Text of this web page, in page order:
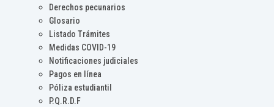
Derechos pecunarios
Glosario
Listado Trámites
Medidas COVID-19
Notificaciones judiciales
Pagos en línea
Póliza estudiantil
P.Q.R.D.F